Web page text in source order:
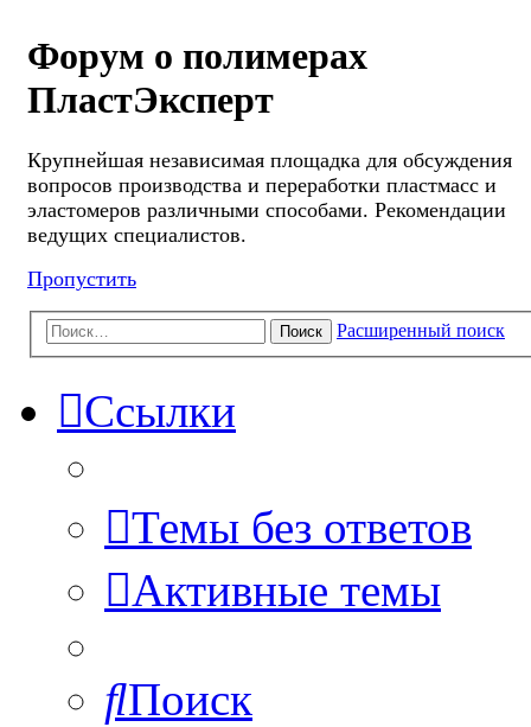
Форум о полимерах
ПластЭксперт
Крупнейшая независимая площадка для обсуждения
вопросов производства и переработки пластмасс и
эластомеров различными способами. Рекомендации
ведущих специалистов.
Пропустить
Поиск Расширенный поиск
Ссылки
Темы без ответов
Активные темы
Поиск